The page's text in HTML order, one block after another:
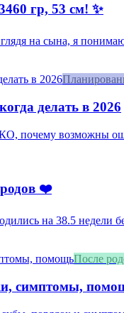
гр, 53 см! ✨
на сына, я
делать в 2026
почему возможны
родов ❤️
на 38.5 недели
После
симптомы,